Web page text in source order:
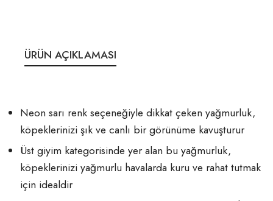
ÜRÜN AÇIKLAMASI
Neon sarı renk seçeneğiyle dikkat çeken yağmurluk,
köpeklerinizi şık ve canlı bir görünüme kavuşturur
Üst giyim kategorisinde yer alan bu yağmurluk,
köpeklerinizi yağmurlu havalarda kuru ve rahat tutmak
için idealdir